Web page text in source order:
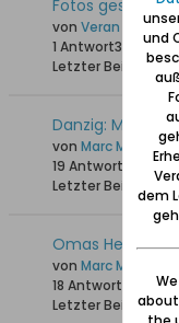
Fotos gesucht
von Veran_71
1 Antwort3.343 Hits
Letzter Beitrag
Danzig:
von Marc Malbork
19 Antworten
Letzter Beitrag
Omas Heimat
von Marc Malbork
18 Antworten
Letzter Beitrag
und
dem